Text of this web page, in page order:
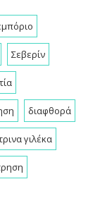
Σεβερίν
διαφθορά
γιλέκα